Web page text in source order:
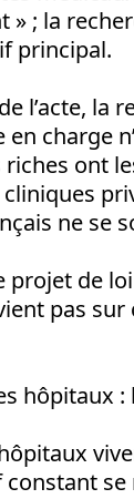
» ; la
principal.
l’acte, la
charge
ont
ne se
projet de
pas
hôpitaux